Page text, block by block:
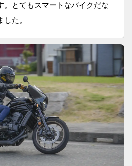
。とてもスマートなバイクだな
した。